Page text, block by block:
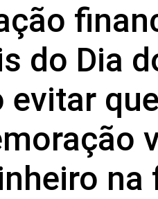
do Dia
evitar
na
— Selic
para o